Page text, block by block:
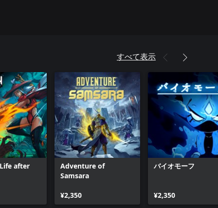
すべて表示
after
Adventure of
Samsara
¥2,350
バイオモーフ
¥2,350